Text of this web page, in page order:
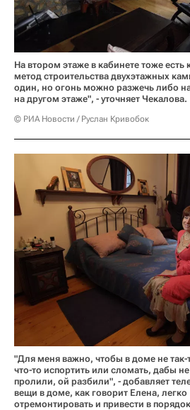
На втором этаже в кабинете тоже есть
метод строительства двухэтажных
один, но огонь можно разжечь либо
на другом этаже", - уточняет Чекалова.
© РИА Новости / Руслан Кривобок
"Для меня важно, чтобы в доме не так-
что-то испортить или сломать, дабы
пролили, ой разбили", - добавляет
вещи в доме, как говорит Елена, легко
отремонтировать и привести в